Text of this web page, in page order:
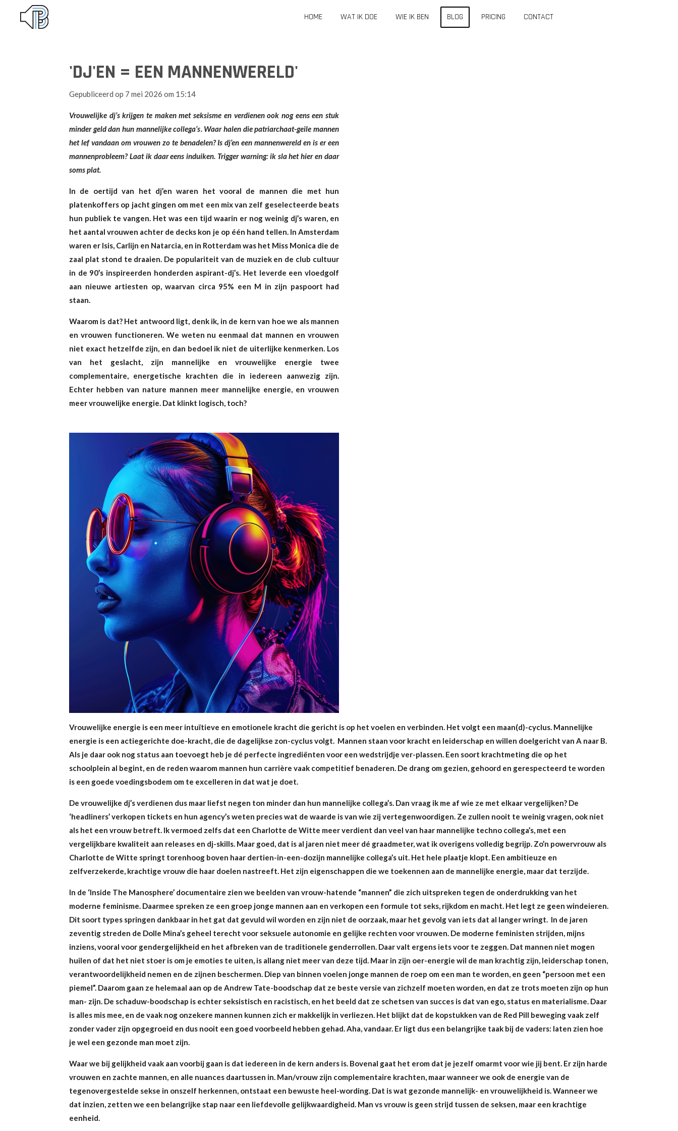
direct
HOME WAT IK DOE WIE IK BEN BLOG PRICING CONTACT
'DJ'EN = EEN MANNENWERELD'
Gepubliceerd op 7 mei 2026 om 15:14
Vrouwelijke dj’s krijgen te maken met seksisme en verdienen ook nog eens een stuk
minder geld dan hun mannelijke collega’s. Waar halen die patriarchaat-geile mannen
het lef vandaan om vrouwen zo te benadelen? Is dj’en een mannenwereld en is er een
mannenprobleem? Laat ik daar eens induiken. Trigger warning: ik sla het hier en daar
soms plat.
In de oertijd van het dj’en waren het vooral de mannen die met hun
platenkoffers op jacht gingen om met een mix van zelf geselecteerde beats
hun publiek te vangen. Het was een tijd waarin er nog weinig dj’s waren, en
het aantal vrouwen achter de decks kon je op één hand tellen. In Amsterdam
waren er Isis, Carlijn en Natarcia, en in Rotterdam was het Miss Monica die de
zaal plat stond te draaien. De populariteit van de muziek en de club cultuur
in de 90’s inspireerden honderden aspirant-dj’s. Het leverde een vloedgolf
aan nieuwe artiesten op, waarvan circa 95% een M in zijn paspoort had
staan.
Waarom is dat? Het antwoord ligt, denk ik, in de kern van hoe we als mannen
en vrouwen functioneren. We weten nu eenmaal dat mannen en vrouwen
niet exact hetzelfde zijn, en dan bedoel ik niet de uiterlijke kenmerken. Los
van het geslacht, zijn mannelijke en vrouwelijke energie twee
complementaire, energetische krachten die in iedereen aanwezig zijn.
Echter hebben van nature mannen meer mannelijke energie, en vrouwen
meer vrouwelijke energie. Dat klinkt logisch, toch?
Vrouwelijke energie is een meer intuïtieve en emotionele kracht die gericht is op het voelen en verbinden. Het volgt een maan(d)-cyclus. Mannelijke
energie is een actiegerichte doe-kracht, die de dagelijkse zon-cyclus volgt. Mannen staan voor kracht en leiderschap en willen doelgericht van A naar B.
Als je daar ook nog status aan toevoegt heb je dé perfecte ingrediënten voor een wedstrijdje ver-plassen. Een soort krachtmeting die op het
schoolplein al begint, en de reden waarom mannen hun carrière vaak competitief benaderen. De drang om gezien, gehoord en gerespecteerd te worden
is een goede voedingsbodem om te excelleren in dat wat je doet.
De vrouwelijke dj’s verdienen dus maar liefst negen ton minder dan hun mannelijke collega’s. Dan vraag ik me af wie ze met elkaar vergelijken? De
‘headliners’ verkopen tickets en hun agency’s weten precies wat de waarde is van wie zij vertegenwoordigen. Ze zullen nooit te weinig vragen, ook niet
als het een vrouw betreft. Ik vermoed zelfs dat een Charlotte de Witte meer verdient dan veel van haar mannelijke techno collega’s, met een
vergelijkbare kwaliteit aan releases en dj-skills. Maar goed, dat is al jaren niet meer dé graadmeter, wat ik overigens volledig begrijp. Zo’n powervrouw als
Charlotte de Witte springt torenhoog boven haar dertien-in-een-dozijn mannelijke collega’s uit. Het hele plaatje klopt. Een ambitieuze en
zelfverzekerde, krachtige vrouw die haar doelen nastreeft. Het zijn eigenschappen die we toekennen aan de mannelijke energie, maar dat terzijde.
In de ‘Inside The Manosphere’ documentaire zien we beelden van vrouw-hatende “mannen” die zich uitspreken tegen de onderdrukking van het
moderne feminisme. Daarmee spreken ze een groep jonge mannen aan en verkopen een formule tot seks, rijkdom en macht. Het legt ze geen windeieren.
Dit soort types springen dankbaar in het gat dat gevuld wil worden en zijn niet de oorzaak, maar het gevolg van iets dat al langer wringt. In de jaren
zeventig streden de Dolle Mina’s geheel terecht voor seksuele autonomie en gelijke rechten voor vrouwen. De moderne feministen strijden, mijns
inziens, vooral voor gendergelijkheid en het afbreken van de traditionele genderrollen. Daar valt ergens iets voor te zeggen. Dat mannen niet mogen
huilen of dat het niet stoer is om je emoties te uiten, is allang niet meer van deze tijd. Maar in zijn oer-energie wil de man krachtig zijn, leiderschap tonen,
verantwoordelijkheid nemen en de zijnen beschermen. Diep van binnen voelen jonge mannen de roep om een man te worden, en geen “persoon met een
piemel”. Daarom gaan ze helemaal aan op de Andrew Tate-boodschap dat ze beste versie van zichzelf moeten worden, en dat ze trots moeten zijn op hun
man- zijn. De schaduw-boodschap is echter seksistisch en racistisch, en het beeld dat ze schetsen van succes is dat van ego, status en materialisme. Daar
is alles mis mee, en de vaak nog onzekere mannen kunnen zich er makkelijk in verliezen. Het blijkt dat de kopstukken van de Red Pill beweging vaak zelf
zonder vader zijn opgegroeid en dus nooit een goed voorbeeld hebben gehad. Aha, vandaar. Er ligt dus een belangrijke taak bij de vaders: laten zien hoe
je wel een gezonde man moet zijn.
Waar we bij gelijkheid vaak aan voorbij gaan is dat iedereen in de kern anders is. Bovenal gaat het erom dat je jezelf omarmt voor wie jij bent. Er zijn harde
vrouwen en zachte mannen, en alle nuances daartussen in. Man/vrouw zijn complementaire krachten, maar wanneer we ook de energie van de
tegenovergestelde sekse in onszelf herkennen, ontstaat een bewuste heel-wording. Dat is wat gezonde mannelijk- en vrouwelijkheid is. Wanneer we
dat inzien, zetten we een belangrijke stap naar een liefdevolle gelijkwaardigheid. Man vs vrouw is geen strijd tussen de seksen, maar een krachtige
eenheid.